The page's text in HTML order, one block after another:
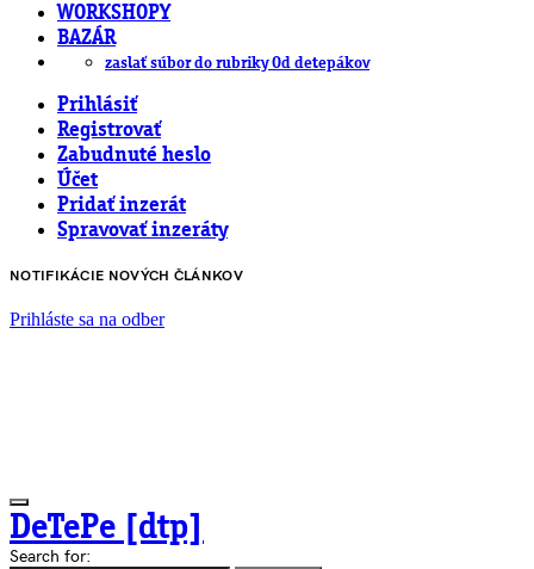
WORKSHOPY
BAZÁR
zaslať súbor do rubriky Od detepákov
Prihlásiť
Registrovať
Zabudnuté heslo
Účet
Pridať inzerát
Spravovať inzeráty
NOTIFIKÁCIE NOVÝCH ČLÁNKOV
Prihláste sa na odber
DeTePe [dtp]
Search for: